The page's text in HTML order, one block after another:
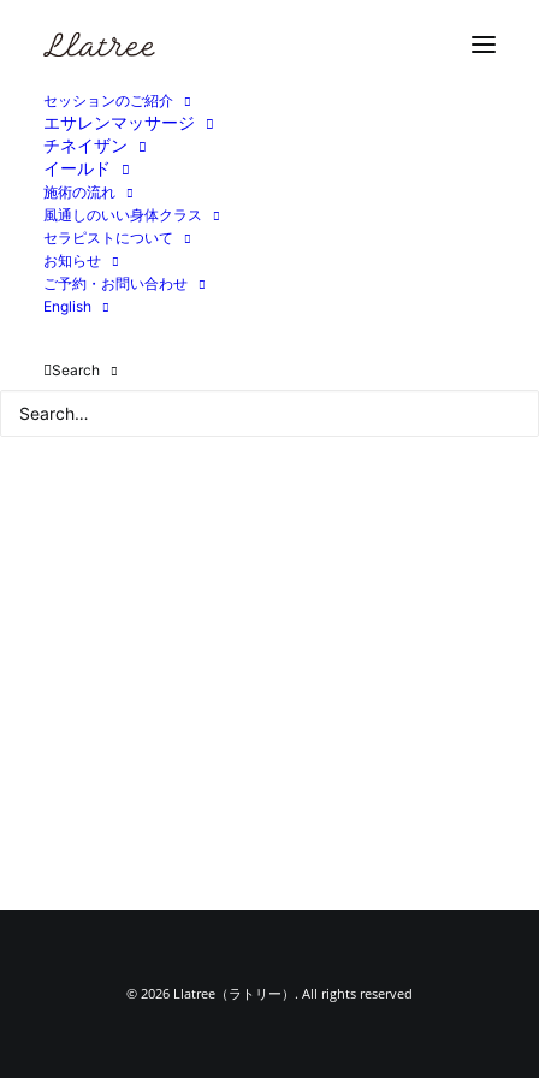
セッションのご紹介
エサレンマッサージ
チネイザン
イールド
施術の流れ
風通しのいい身体クラス
セラピストについて
お知らせ
ご予約・お問い合わせ
English
Search
3B70F577-B2F7-47EE-AFD0-0B6D9F463B34
© 2026 Llatree（ラトリー）. All rights reserved